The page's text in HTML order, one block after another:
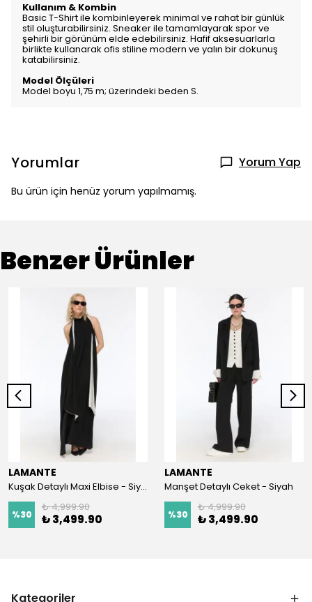
Kullanım & Kombin
Basic T-Shirt ile kombinleyerek minimal ve rahat bir günlük
stil oluşturabilirsiniz. Sneaker ile tamamlayarak spor ve
şehirli bir görünüm elde edebilirsiniz. Hafif aksesuarlarla
birlikte kullanarak ofis stiline modern ve yalın bir dokunuş
katabilirsiniz.
Model Ölçüleri
Model boyu 1,75 m; üzerindeki beden S.
Yorumlar Yorum Yap
Bu ürün için henüz yorum yapılmamış.
Benzer Ürünler
LAMANTE
Kuşak Detaylı Maxi Elbise - Siyah
%30
₺ 4,999.90
₺ 3,499.90
LAMANTE
Manşet Detaylı Ceket - Siyah
%30
₺ 4,999.90
₺ 3,499.90
Kategoriler